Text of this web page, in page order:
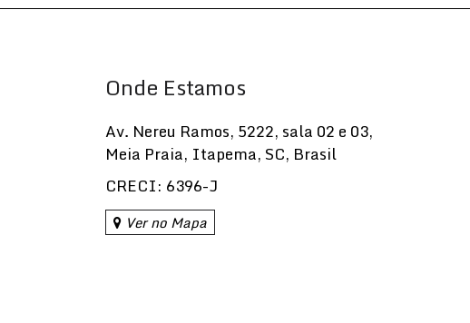
Onde Estamos
Av. Nereu Ramos, 5222, sala 02 e 03,
Meia Praia, Itapema, SC, Brasil
CRECI: 6396-J
Ver no Mapa